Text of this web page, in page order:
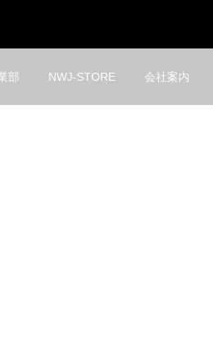
部 NWJ-STORE 会社案内